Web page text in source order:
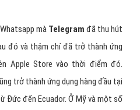
mà Telegram đã thu hút
đó và thậm chí đã trở thành ứng
Apple Store vào thời điểm đó.
trở thành ứng dụng hàng đầu tại
Đức đến Ecuador. Ở Mỹ và một số